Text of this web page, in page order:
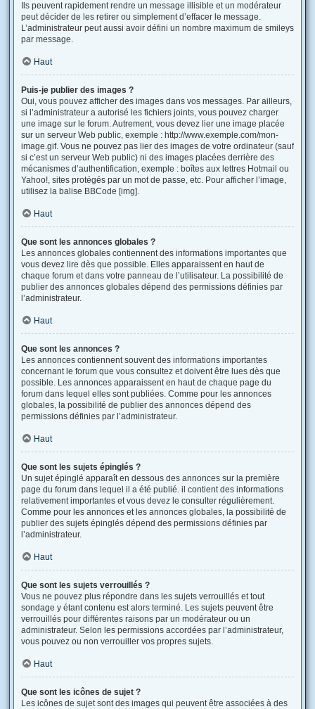
Ils peuvent rapidement rendre un message illisible et un modérateur
peut décider de les retirer ou simplement d’effacer le message.
L’administrateur peut aussi avoir défini un nombre maximum de smileys
par message.
Haut
Puis-je publier des images ?
Oui, vous pouvez afficher des images dans vos messages. Par ailleurs,
si l’administrateur a autorisé les fichiers joints, vous pouvez charger
une image sur le forum. Autrement, vous devez lier une image placée
sur un serveur Web public, exemple : http://www.exemple.com/mon-
image.gif. Vous ne pouvez pas lier des images de votre ordinateur (sauf
si c’est un serveur Web public) ni des images placées derrière des
mécanismes d’authentification, exemple : boîtes aux lettres Hotmail ou
Yahoo!, sites protégés par un mot de passe, etc. Pour afficher l’image,
utilisez la balise BBCode [img].
Haut
Que sont les annonces globales ?
Les annonces globales contiennent des informations importantes que
vous devez lire dès que possible. Elles apparaissent en haut de
chaque forum et dans votre panneau de l’utilisateur. La possibilité de
publier des annonces globales dépend des permissions définies par
l’administrateur.
Haut
Que sont les annonces ?
Les annonces contiennent souvent des informations importantes
concernant le forum que vous consultez et doivent être lues dès que
possible. Les annonces apparaissent en haut de chaque page du
forum dans lequel elles sont publiées. Comme pour les annonces
globales, la possibilité de publier des annonces dépend des
permissions définies par l’administrateur.
Haut
Que sont les sujets épinglés ?
Un sujet épinglé apparaît en dessous des annonces sur la première
page du forum dans lequel il a été publié. il contient des informations
relativement importantes et vous devez le consulter régulièrement.
Comme pour les annonces et les annonces globales, la possibilité de
publier des sujets épinglés dépend des permissions définies par
l’administrateur.
Haut
Que sont les sujets verrouillés ?
Vous ne pouvez plus répondre dans les sujets verrouillés et tout
sondage y étant contenu est alors terminé. Les sujets peuvent être
verrouillés pour différentes raisons par un modérateur ou un
administrateur. Selon les permissions accordées par l’administrateur,
vous pouvez ou non verrouiller vos propres sujets.
Haut
Que sont les icônes de sujet ?
Les icônes de sujet sont des images qui peuvent être associées à des